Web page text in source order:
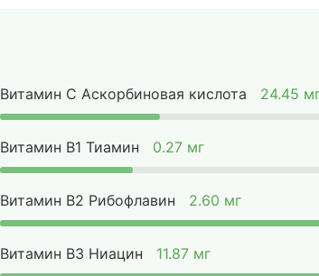
Витамин C Аскорбиновая кислота 24.45
Витамин B1 Тиамин 0.27 мг
Витамин B2 Рибофлавин 2.60 мг
Витамин B3 Ниацин 11.87 мг